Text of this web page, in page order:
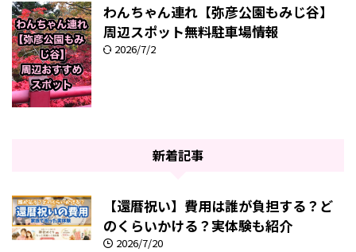
わんちゃん連れ【弥彦公園もみじ谷】
周辺スポット無料駐車場情報
2026/7/2
新着記事
【還暦祝い】費用は誰が負担する？ど
のくらいかける？実体験も紹介
2026/7/20